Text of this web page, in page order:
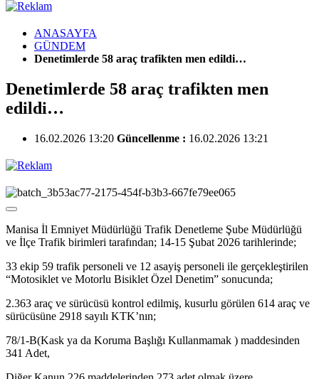
ANASAYFA
GÜNDEM
Denetimlerde 58 araç trafikten men edildi…
Denetimlerde 58 araç trafikten men
edildi…
16.02.2026 13:20 Güncellenme : 16.02.2026 13:21
Manisa İl Emniyet Müdürlüğü Trafik Denetleme Şube Müdürlüğü
ve İlçe Trafik birimleri tarafından; 14-15 Şubat 2026 tarihlerinde;
33 ekip 59 trafik personeli ve 12 asayiş personeli ile gerçekleştirilen
“Motosiklet ve Motorlu Bisiklet Özel Denetim” sonucunda;
2.363 araç ve sürücüsü kontrol edilmiş, kusurlu görülen 614 araç ve
sürücüsüne 2918 sayılı KTK’nın;
78/1-B(Kask ya da Koruma Başlığı Kullanmamak ) maddesinden
341 Adet,